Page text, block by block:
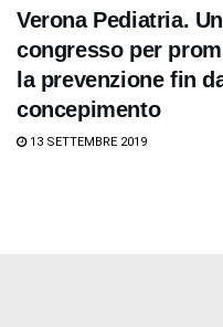
Verona Pediatria. Un
congresso per
la prevenzione fin
concepimento
13 SETTEMBRE 2019